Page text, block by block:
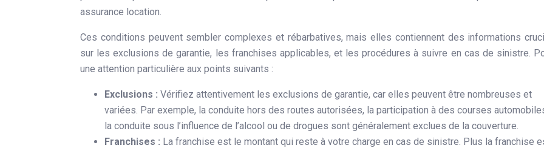
assurance location.
Ces conditions peuvent sembler complexes et rébarbatives, mais elles contiennent des informations
sur les exclusions de garantie, les franchises applicables, et les procédures à suivre en cas de sinistre.
une attention particulière aux points suivants :
Exclusions : Vérifiez attentivement les exclusions de garantie, car elles peuvent être nombreuses et
variées. Par exemple, la conduite hors des routes autorisées, la participation à des courses
la conduite sous l’influence de l’alcool ou de drogues sont généralement exclues de la couverture.
Franchises : La franchise est le montant qui reste à votre charge en cas de sinistre. Plus la franchise